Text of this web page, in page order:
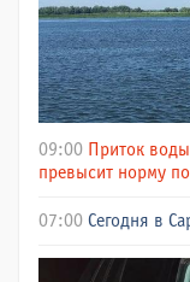
09:00 Приток
превысит норму
07:00 Сегодня в